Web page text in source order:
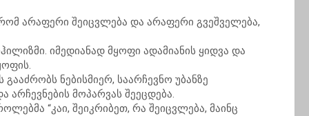
არაფერი შეიცვლება და არაფერი გვეშველება,
იმედიანად მყოფი ადამიანის ყიდვა და
ნებისმიერ, საარჩევნო უბანზე
მოპარვას შეეცდება.
“კაი, შეიკრიბეთ, რა შეიცვლება, მაინც